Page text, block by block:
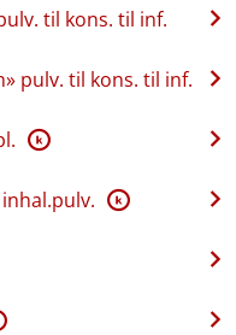
til kons. til inf.
pulv. til kons. til inf.
K
K